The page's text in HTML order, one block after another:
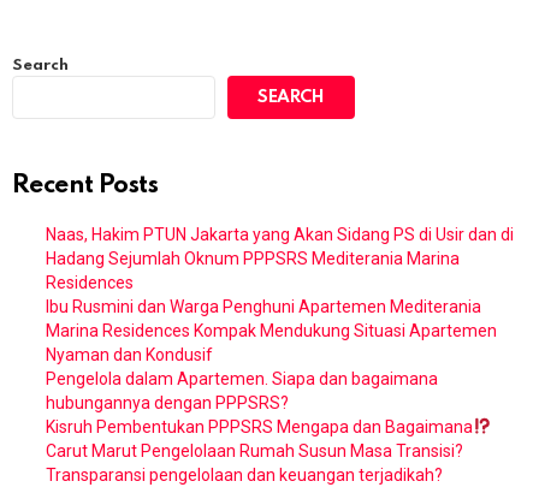
Search
SEARCH
Recent Posts
Naas, Hakim PTUN Jakarta yang Akan Sidang PS di Usir dan di
Hadang Sejumlah Oknum PPPSRS Mediterania Marina
Residences
Ibu Rusmini dan Warga Penghuni Apartemen Mediterania
Marina Residences Kompak Mendukung Situasi Apartemen
Nyaman dan Kondusif
Pengelola dalam Apartemen. Siapa dan bagaimana
hubungannya dengan PPPSRS?
Kisruh Pembentukan PPPSRS Mengapa dan Bagaimana
Carut Marut Pengelolaan Rumah Susun Masa Transisi?
Transparansi pengelolaan dan keuangan terjadikah?